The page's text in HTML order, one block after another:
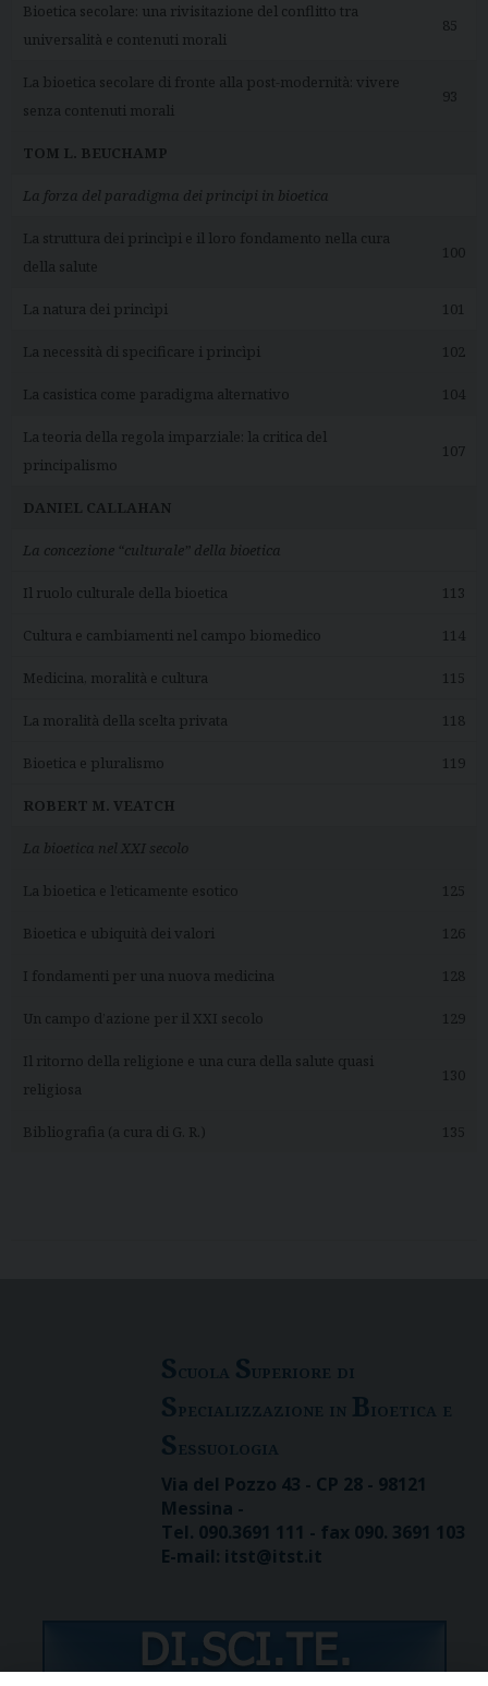
Bioetica secolare: una rivisitazione del conflitto tra
universalità e contenuti morali
85
La bioetica secolare di fronte alla post-modernità: vivere
senza contenuti morali
93
TOM L. BEUCHAMP
La forza del paradigma dei principi in bioetica
La struttura dei princìpi e il loro fondamento nella cura
della salute
100
La natura dei princìpi 101
La necessità di specificare i princìpi 102
La casistica come paradigma alternativo 104
La teoria della regola imparziale: la critica del
principalismo
107
DANIEL CALLAHAN
La concezione “culturale” della bioetica
Il ruolo culturale della bioetica 113
Cultura e cambiamenti nel campo biomedico 114
Medicina, moralità e cultura 115
La moralità della scelta privata 118
Bioetica e pluralismo 119
ROBERT M. VEATCH
La bioetica nel XXI secolo
La bioetica e l’eticamente esotico 125
Bioetica e ubiquità dei valori 126
I fondamenti per una nuova medicina 128
Un campo d’azione per il XXI secolo 129
Il ritorno della religione e una cura della salute quasi
religiosa
130
Bibliografia (a cura di G. R.) 135
Scuola Superiore di
Specializzazione in Bioetica e
Sessuologia
Via del Pozzo 43 - CP 28 - 98121
Messina -
Tel. 090.3691 111 - fax 090. 3691 103
E-mail: itst@itst.it